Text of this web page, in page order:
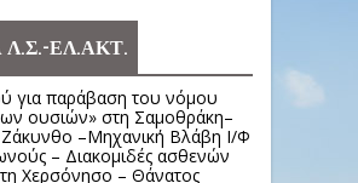
Λ.Σ.-ΕΛ.ΑΚΤ.
για παράβαση του νόμου
ουσιών» στη Σαμοθράκη–
–Μηχανική Βλάβη Ι/Φ
– Διακομιδές ασθενών
Χερσόνησο – Θάνατος